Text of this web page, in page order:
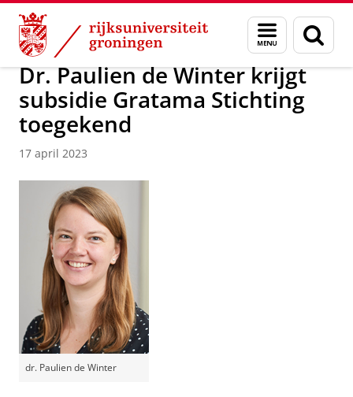
Skip
Content
Skip
Navigation
Menu
en
zoeken
Over ons Actueel Nieuws Nieuwsberichten
Dr. Paulien de Winter krijgt
subsidie Gratama Stichting
toegekend
17 april 2023
dr. Paulien de Winter